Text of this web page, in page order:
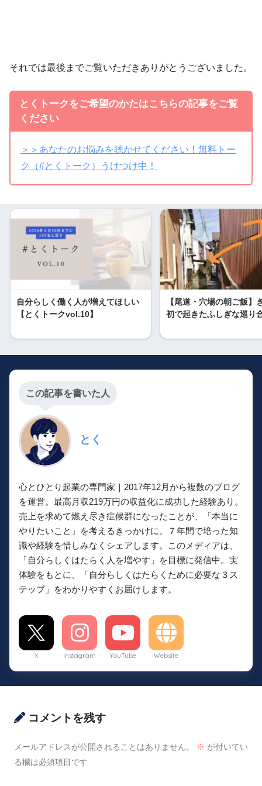
それでは最後までご覧いただきありがとうございました。
とくトークをご希望のかたはこちらの記事をご覧
ください
＞＞あなたのお悩みを聴かせてください！無料トー
ク（#とくトーク）うけつけ中！
自分らしく働く人が増えてほしい
【とくトークvol.10】
【尾道・穴場の朝ご飯】
初で起きたふしぎな巡り
この記事を書いた人
とく
心とひとり起業の専門家｜2017年12月から複数のブログ
を運営。最高月収219万円の収益化に成功した経験あり。
売上を求めて燃え尽き症候群になったことが、「本当に
やりたいこと」を考えるきっかけに。７年間で培った知
識や経験を惜しみなくシェアします。このメディアは、
「自分らしくはたらく人を増やす」を目標に発信中。実
体験をもとに、「自分らしくはたらくために必要な３ス
テップ」をわかりやすくお届けします。
X Instagram YouTube Website
コメントを残す
メールアドレスが公開されることはありません。 ※ が付いてい
る欄は必須項目です